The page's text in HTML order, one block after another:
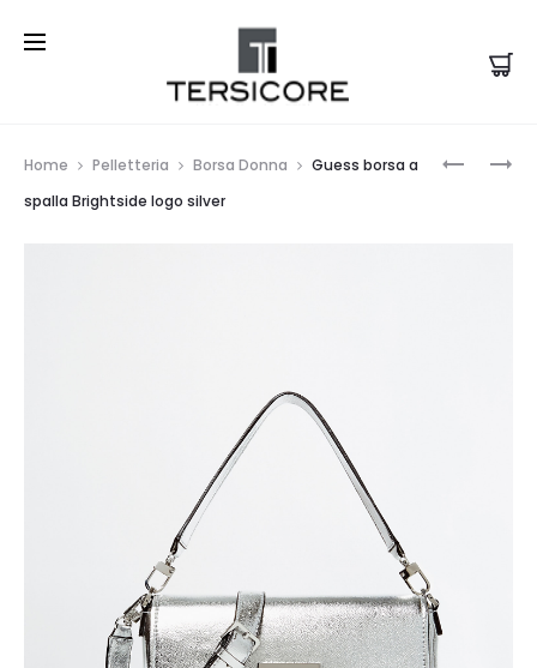
GUESS
GUESS
Home Pelletteria Borsa Donna
Guess borsa a
spalla Brightside logo silver